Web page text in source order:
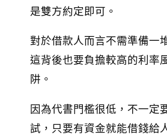
是雙方約定即可。
對於借款人而言不需準備一
這背後也要負擔較高的利率
阱。
因為代書門檻很低，不一定
試，只要有資金就能借錢給